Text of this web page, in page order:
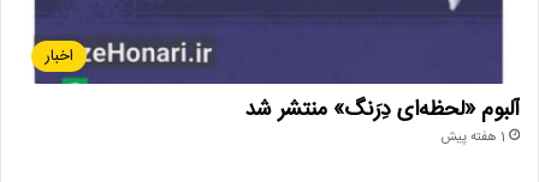
اخبار
آلبوم «لحظه‌ای دِرَنگ» منتشر شد
1 هفته پیش